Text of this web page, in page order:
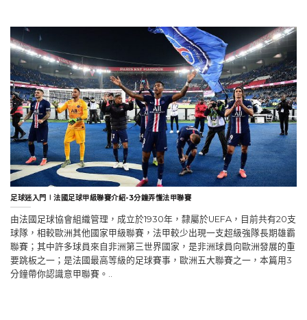
足球迷入門∣法國足球甲級聯賽介紹-3分鐘弄懂法甲聯賽
由法國足球協會組織管理，成立於1930年，隸屬於UEFA，目前共有20支
球隊，相較歐洲其他國家甲級聯賽，法甲較少出現一支超級強隊長期雄霸
聯賽；其中許多球員來自非洲第三世界國家，是非洲球員向歐洲發展的重
要跳板之一；是法國最高等級的足球賽事，歐洲五大聯賽之一，本篇用3
分鐘帶你認識意甲聯賽。..